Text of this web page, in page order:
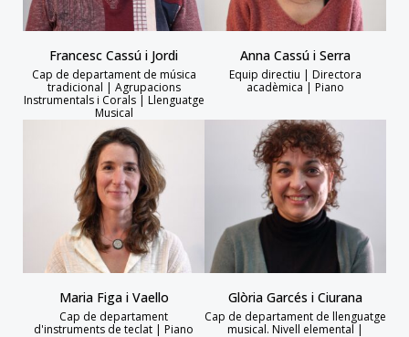
Francesc Cassú i Jordi
Cap de departament de música
tradicional | Agrupacions
Instrumentals i Corals | Llenguatge
Musical
Anna Cassú i Serra
Equip directiu | Directora
acadèmica | Piano
Maria Figa i Vaello
Cap de departament
d'instruments de teclat | Piano
Glòria Garcés i Ciurana
Cap de departament de llenguatge
musical. Nivell elemental |